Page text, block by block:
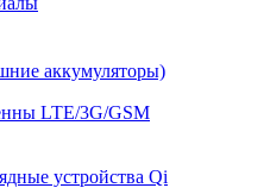
аккумуляторы)
LTE/3G/GSM
устройства Qi